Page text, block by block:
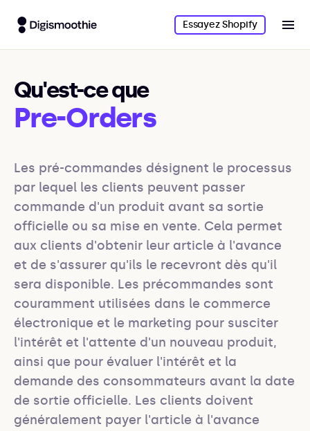
Essayez Shopify
Qu'est-ce que
Pre-Orders
Les pré-commandes désignent le processus
par lequel les clients peuvent passer
commande d'un produit avant sa sortie
officielle ou sa mise en vente. Cela permet
aux clients d'obtenir leur article à l'avance
et de s'assurer qu'ils le recevront dès qu'il
sera disponible. Les précommandes sont
couramment utilisées dans le commerce
électronique et le marketing pour susciter
l'intérêt et l'attente d'un nouveau produit,
ainsi que pour évaluer l'intérêt et la
demande des consommateurs avant la date
de sortie officielle. Les clients doivent
généralement payer l'article à l'avance